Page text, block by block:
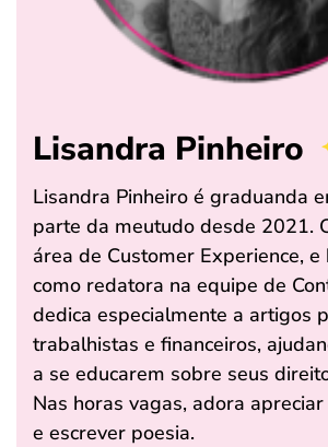
Lisandra Pinheiro
Lisandra Pinheiro é graduanda
parte da meutudo desde 2021.
área de Customer Experience, e
como redatora na equipe de
dedica especialmente a artigos
trabalhistas e financeiros,
a se educarem sobre seus
Nas horas vagas, adora
e escrever poesia.